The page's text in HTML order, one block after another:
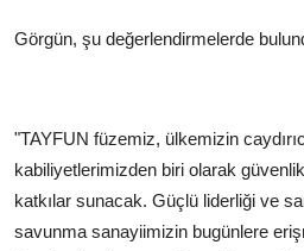
Görgün, şu değerlendirmelerde
"TAYFUN füzemiz, ülkemizin
kabiliyetlerimizden biri olarak
katkılar sunacak. Güçlü liderliği ve
savunma sanayiimizin bugünlere